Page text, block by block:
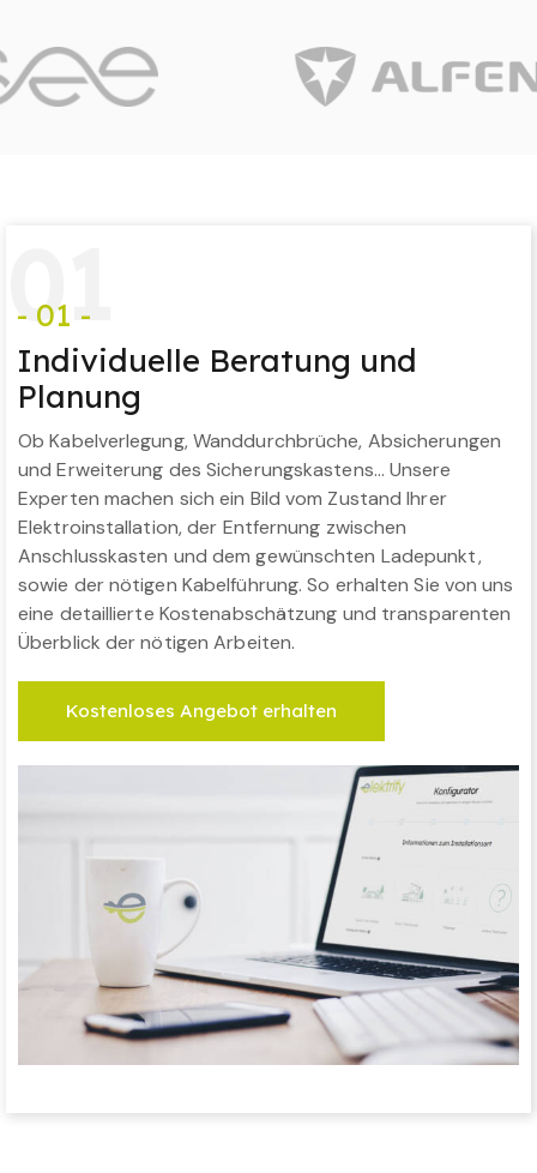
01
- 01 -
Individuelle Beratung und
Planung
Ob Kabelverlegung, Wanddurchbrüche, Absicherungen
und Erweiterung des Sicherungskastens… Unsere
Experten machen sich ein Bild vom Zustand Ihrer
Elektroinstallation, der Entfernung zwischen
Anschlusskasten und dem gewünschten Ladepunkt,
sowie der nötigen Kabelführung. So erhalten Sie von uns
eine detaillierte Kostenabschätzung und transparenten
Überblick der nötigen Arbeiten.
Kostenloses Angebot erhalten